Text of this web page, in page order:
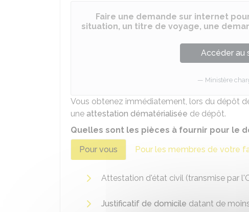
Faire une demande sur internet
situation, un titre de voyage, une
Accéder au
Ministère
Vous obtenez immédiatement, lors du dépôt
une attestation dématérialisée de dépôt.
Quelles sont les pièces à fournir pour le
Pour vous
Pour les membres de votre
Attestation d'état civil (transmise par l'
Justificatif de domicile datant de